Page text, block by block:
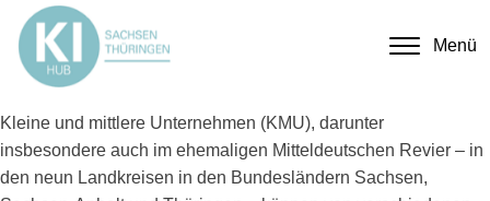
Menü
Kleine und mittlere Unternehmen (KMU), darunter
insbesondere auch im ehemaligen Mitteldeutschen Revier – in
den neun Landkreisen in den Bundesländern Sachsen,